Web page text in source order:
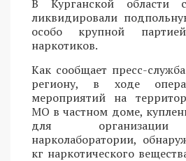
В Курганской области
ликвидировали
особо крупной
наркотиков.
Как сообщает пресс-
региону, в ходе
мероприятий на
МО в частном доме,
для организации
нарколаборатории,
кг наркотического